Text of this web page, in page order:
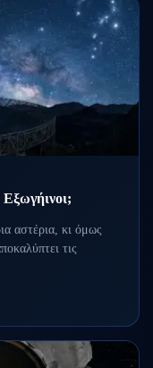
αστέρια, κι όμως
τις